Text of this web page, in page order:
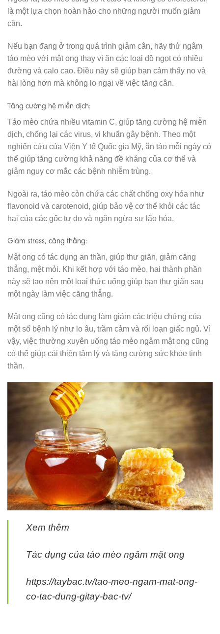
là một lựa chọn hoàn hảo cho những người muốn giảm
cân.
Nếu bạn đang ở trong quá trình giảm cân, hãy thử ngâm
táo mèo với mật ong thay vì ăn các loại đồ ngọt có nhiều
đường và calo cao. Điều này sẽ giúp bạn cảm thấy no và
hài lòng hơn mà không lo ngại về việc tăng cân.
Tăng cường hệ miễn dịch:
Táo mèo chứa nhiều vitamin C, giúp tăng cường hệ miễn
dịch, chống lại các virus, vi khuẩn gây bệnh. Theo một
nghiên cứu của Viện Y tế Quốc gia Mỹ, ăn táo mỗi ngày có
thể giúp tăng cường khả năng đề kháng của cơ thể và
giảm nguy cơ mắc các bệnh nhiễm trùng.
Ngoài ra, táo mèo còn chứa các chất chống oxy hóa như
flavonoid và carotenoid, giúp bảo vệ cơ thể khỏi các tác
hại của các gốc tự do và ngăn ngừa sự lão hóa.
Giảm stress, căng thẳng:
Mật ong có tác dụng an thần, giúp thư giãn, giảm căng
thẳng, mệt mỏi. Khi kết hợp với táo mèo, hai thành phần
này sẽ tạo nên một loại thức uống giúp bạn thư giãn sau
một ngày làm việc căng thẳng.
Mật ong cũng có tác dụng làm giảm các triệu chứng của
một số bệnh lý như lo âu, trầm cảm và rối loạn giấc ngủ. Vì
vậy, việc thường xuyên uống táo mèo ngâm mật ong cũng
có thể giúp cải thiện tâm lý và tăng cường sức khỏe tinh
thần.
Xem thêm
Tác dụng của táo mèo ngâm mật ong
https://taybac.tv/tao-meo-ngam-mat-ong-
co-tac-dung-gitay-bac-tv/